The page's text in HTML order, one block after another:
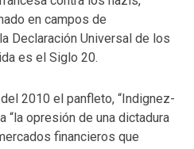
en campos de
Declaración Universal de los
es el Siglo 20.
2010 el panfleto, “Indignez-
“la opresión de una dictadura
financieros que